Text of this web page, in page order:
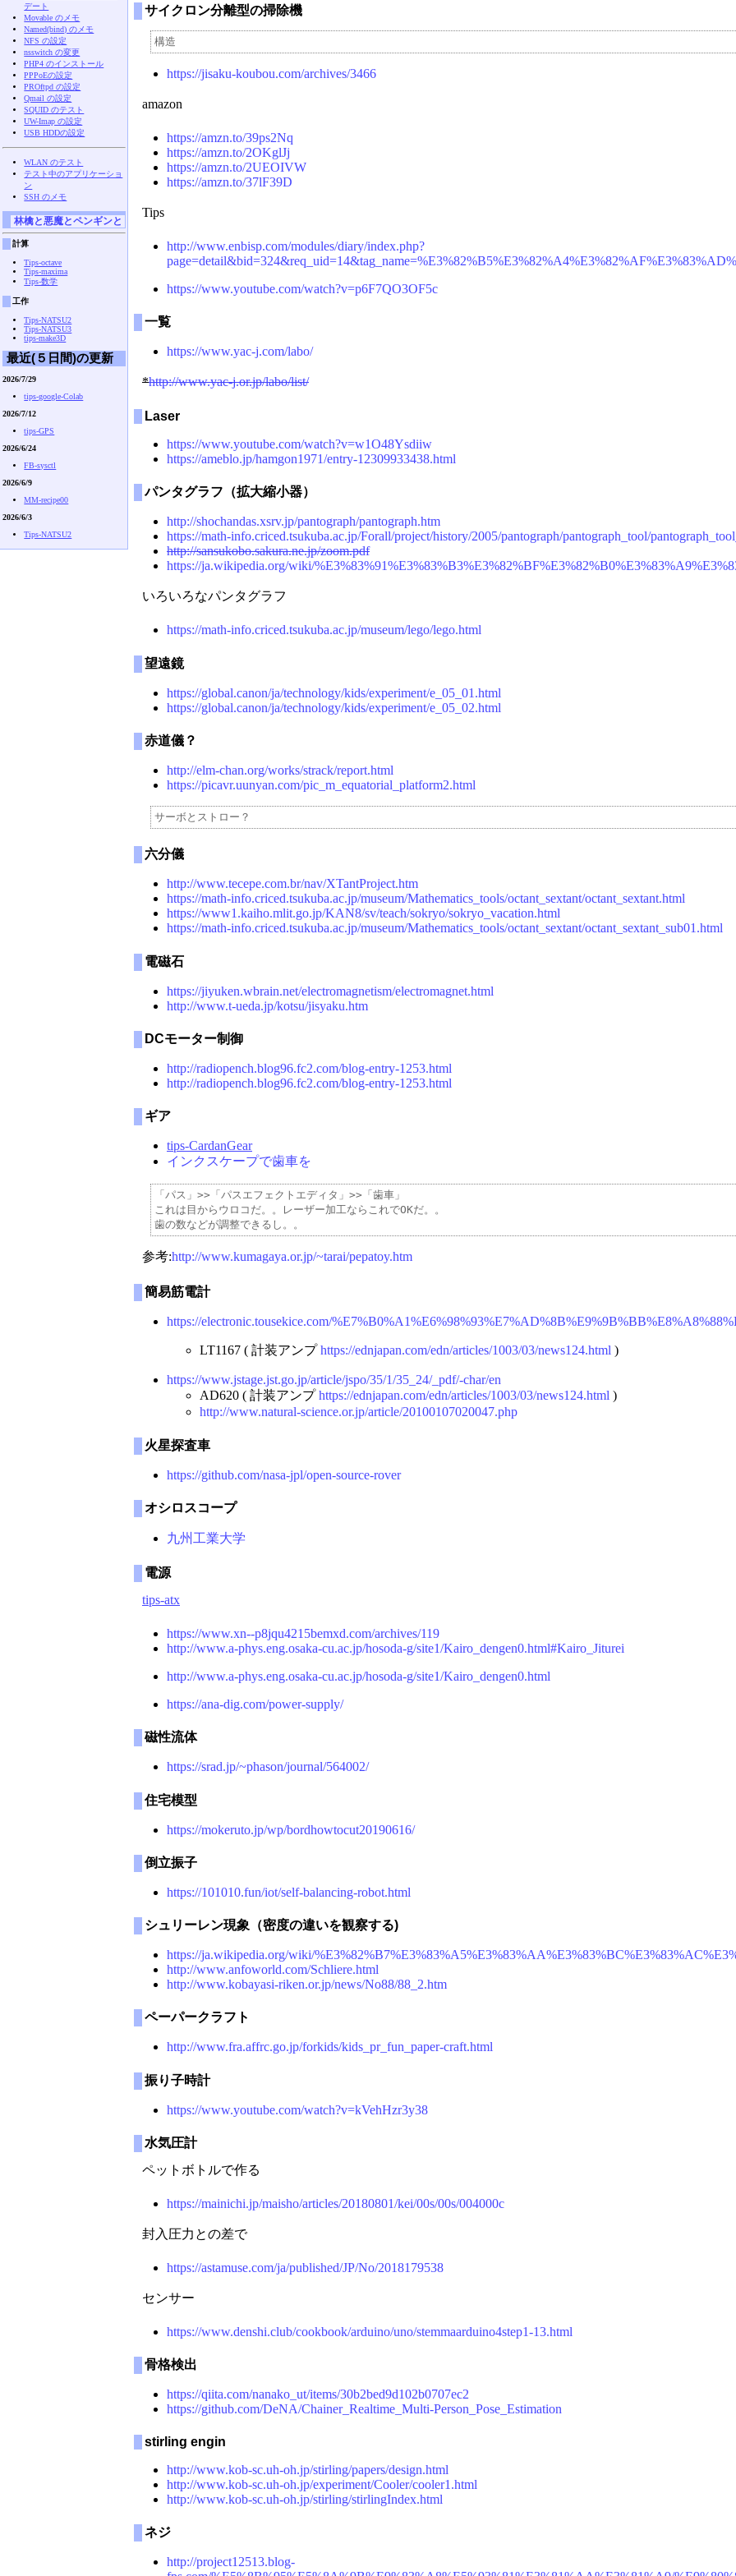
サイクロン分離型の掃除機
https://jisaku-koubou.com/archives/3466
amazon
https://amzn.to/39ps2Nq
https://amzn.to/2OKglJj
https://amzn.to/2UEOIVW
https://amzn.to/37lF39D
Tips
http://www.enbisp.com/modules/diary/index.php?
https://www.youtube.com/watch?v=p6F7QO3OF5c
一覧
https://www.yac-j.com/labo/
*http://www.yac-j.or.jp/labo/list/
Laser
https://www.youtube.com/watch?v=w1O48Ysdiiw
https://ameblo.jp/hamgon1971/entry-12309933438.html
パンタグラフ（拡大縮小器）
http://shochandas.xsrv.jp/pantograph/pantograph.htm
https://math-info.criced.tsukuba.ac.jp/Forall/project/history/2005/pantograph/pantograph_tool/
http://sansukobo.sakura.ne.jp/zoom.pdf
https://ja.wikipedia.org/wiki/
いろいろなパンタグラフ
https://math-info.criced.tsukuba.ac.jp/museum/lego/lego.html
望遠鏡
https://global.canon/ja/technology/kids/experiment/e_05_01.html
https://global.canon/ja/technology/kids/experiment/e_05_02.html
赤道儀？
http://elm-chan.org/works/strack/report.html
https://picavr.uunyan.com/pic_m_equatorial_platform2.html
六分儀
http://www.tecepe.com.br/nav/XTantProject.htm
https://math-info.criced.tsukuba.ac.jp/museum/Mathematics_tools/octant_sextant/octant_sextant.html
https://www1.kaiho.mlit.go.jp/KAN8/sv/teach/sokryo/sokryo_vacation.html
https://math-info.criced.tsukuba.ac.jp/museum/Mathematics_tools/octant_sextant/octant_sextant_sub01.html
電磁石
https://jiyuken.wbrain.net/electromagnetism/electromagnet.html
http://www.t-ueda.jp/kotsu/jisyaku.htm
DCモーター制御
http://radiopench.blog96.fc2.com/blog-entry-1253.html
http://radiopench.blog96.fc2.com/blog-entry-1253.html
ギア
tips-CardanGear
インクスケープで歯車を
「パス」>>「パスエフェクトエディタ」>>「歯車」
これは目からウロコだ。。レーザー加工ならこれでOKだ。。
参考:http://www.kumagaya.or.jp/~tarai/pepatoy.htm
簡易筋電計
https://electronic.tousekice.com/
LT1167 ( 計装アンプhttps://ednjapan.com/edn/articles/1003/03/news124.html )
https://www.jstage.jst.go.jp/article/jspo/35/1/35_24/_pdf/-char/en
AD620 ( 計装アンプhttps://ednjapan.com/edn/articles/1003/03/news124.html )
http://www.natural-science.or.jp/article/20100107020047.php
火星探査車
https://github.com/nasa-jpl/open-source-rover
オシロスコープ
九州工業大学
電源
tips-atx
https://www.xn--p8jqu4215bemxd.com/archives/119
http://www.a-phys.eng.osaka-cu.ac.jp/hosoda-g/site1/Kairo_dengen0.html#Kairo_Jiturei
http://www.a-phys.eng.osaka-cu.ac.jp/hosoda-g/site1/Kairo_dengen0.html
https://ana-dig.com/power-supply/
磁性流体
https://srad.jp/~phason/journal/564002/
住宅模型
https://mokeruto.jp/wp/bordhowtocut20190616/
倒立振子
https://101010.fun/iot/self-balancing-robot.html
シュリーレン現象（密度の違いを観察する)
https://ja.wikipedia.org/wiki/
http://www.anfoworld.com/Schliere.html
http://www.kobayasi-riken.or.jp/news/No88/88_2.htm
ペーパークラフト
http://www.fra.affrc.go.jp/forkids/kids_pr_fun_paper-craft.html
振り子時計
https://www.youtube.com/watch?v=kVehHzr3y38
水気圧計
ペットボトルで作る
https://mainichi.jp/maisho/articles/20180801/kei/00s/00s/004000c
封入圧力との差で
https://astamuse.com/ja/published/JP/No/2018179538
センサー
https://www.denshi.club/cookbook/arduino/uno/stemmaarduino4step1-13.html
骨格検出
https://qiita.com/nanako_ut/items/30b2bed9d102b0707ec2
https://github.com/DeNA/Chainer_Realtime_Multi-Person_Pose_Estimation
stirling engin
http://www.kob-sc.uh-oh.jp/stirling/papers/design.html
http://www.kob-sc.uh-oh.jp/experiment/Cooler/cooler1.html
http://www.kob-sc.uh-oh.jp/stirling/stirlingIndex.html
ネジ
http://project12513.blog-
デート
Movable のメモ
Named(bind) のメモ
NFS の設定
nsswitch の変更
PHP4 のインストール
PPPoEの設定
PROftpd の設定
Qmail の設定
SQUID のテスト
UW-Imap の設定
USB HDDの設定
WLAN のテスト
テスト中のアプリケーショ
ン
SSH のメモ
林檎と悪魔とペンギンと
計算
Tips-octave
Tips-maxima
Tips-数学
工作
Tips-NATSU2
Tips-NATSU3
tips-make3D
最近(５日間)の更新
2026/7/29
tips-google-Colab
2026/7/12
tips-GPS
2026/6/24
FB-sysctl
2026/6/9
MM-recipe00
2026/6/3
Tips-NATSU2